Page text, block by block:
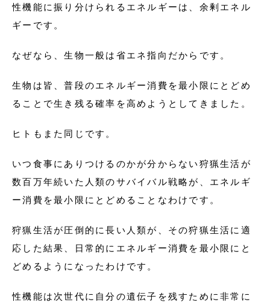
性機能に振り分けられるエネルギーは、余剰エネル
ギーです。
なぜなら、生物一般は省エネ指向だからです。
生物は皆、普段のエネルギー消費を最小限にとどめ
ることで生き残る確率を高めようとしてきました。
ヒトもまた同じです。
いつ食事にありつけるのかが分からない狩猟生活が
数百万年続いた人類のサバイバル戦略が、エネルギ
ー消費を最小限にとどめることなわけです。
狩猟生活が圧倒的に長い人類が、その狩猟生活に適
応した結果、日常的にエネルギー消費を最小限にと
どめるようになったわけです。
性機能は次世代に自分の遺伝子を残すために非常に